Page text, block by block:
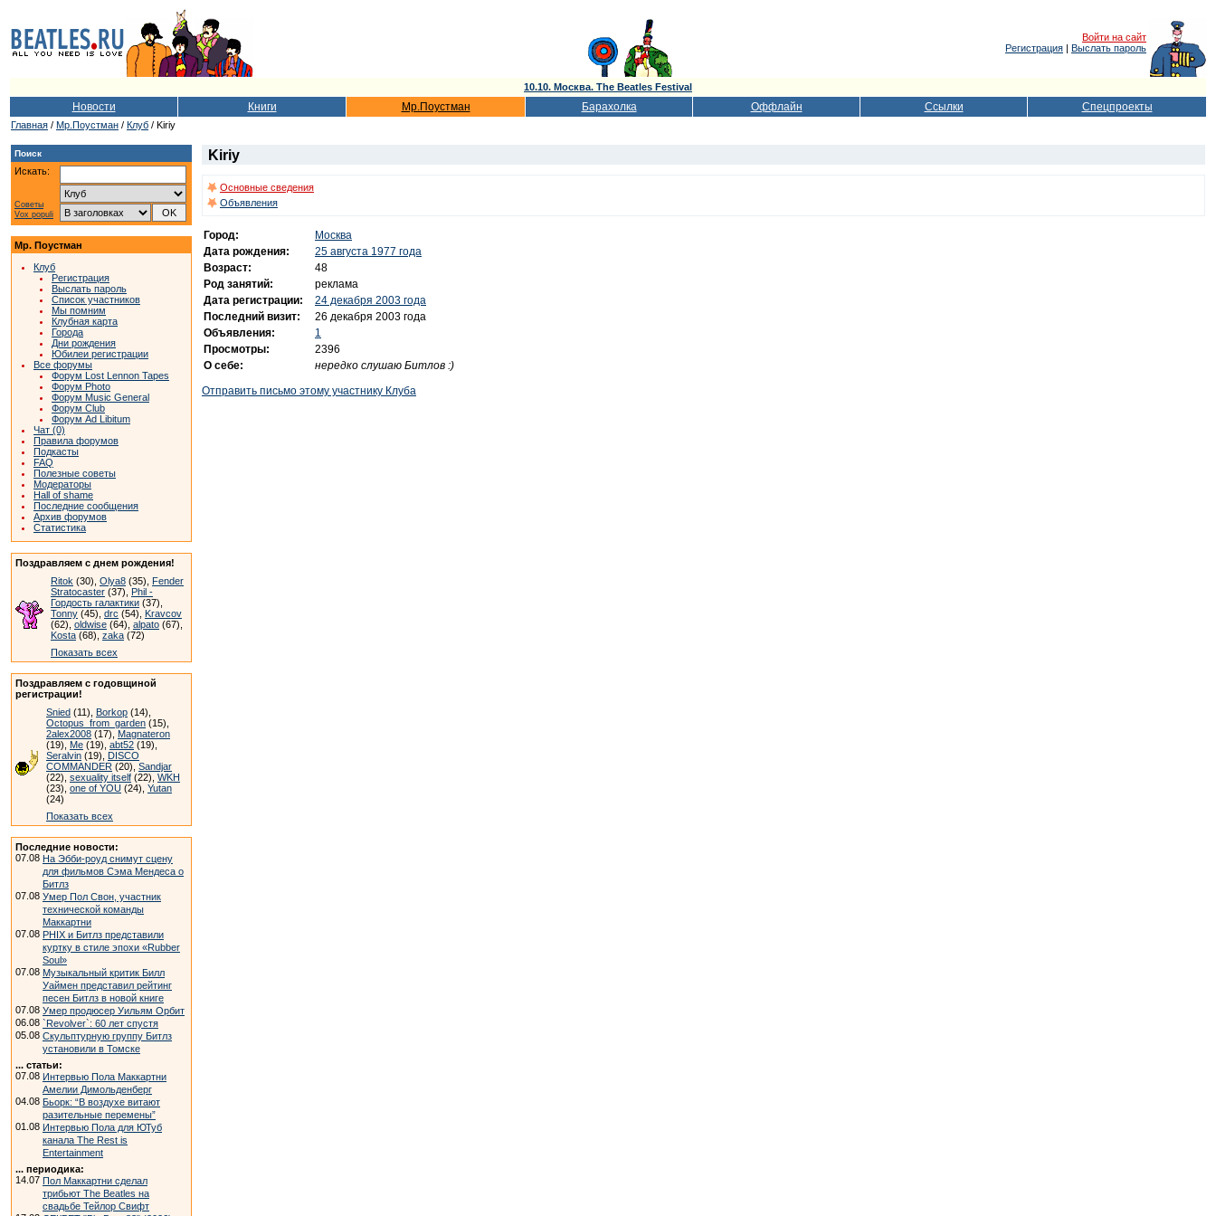
Войти на сайт
Регистрация | Выслать пароль
10.10. Москва. The Beatles Festival
Новости Книги Мр.Поустман Барахолка Оффлайн Ссылки Спецпроекты
Главная / Мр.Поустман / Клуб / Kiriy
Поиск
Искать:
Советы
Vox populi
Мр. Поустман
Клуб
Регистрация
Выслать пароль
Список участников
Мы помним
Клубная карта
Города
Дни рождения
Юбилеи регистрации
Все форумы
Форум Lost Lennon Tapes
Форум Photo
Форум Music General
Форум Club
Форум Ad Libitum
Чат (0)
Правила форумов
Подкасты
FAQ
Полезные советы
Модераторы
Hall of shame
Последние сообщения
Архив форумов
Статистика
Поздравляем с днем рождения!
Ritok (30), Olya8 (35), Fender
Stratocaster (37), Phil -
Гордость галактики (37),
Tonny (45), drc (54), Kravcov
(62), oldwise (64), alpato (67),
Kosta (68), zaka (72)
Показать всех
Поздравляем с годовщиной
регистрации!
Snied (11), Borkop (14),
Octopus_from_garden (15),
2alex2008 (17), Magnateron
(19), Me (19), abt52 (19),
Seralvin (19), DISCO
COMMANDER (20), Sandjar
(22), sexuality itself (22), WKH
(23), one of YOU (24), Yutan
(24)
Показать всех
Последние новости:
07.08 На Эбби-роуд снимут сцену
для фильмов Сэма Мендеса о
Битлз
07.08 Умер Пол Свон, участник
технической команды
Маккартни
07.08 PHIX и Битлз представили
куртку в стиле эпохи «Rubber
Soul»
07.08 Музыкальный критик Билл
Уаймен представил рейтинг
песен Битлз в новой книге
07.08 Умер продюсер Уильям Орбит
06.08 `Revolver`: 60 лет спустя
05.08 Скульптурную группу Битлз
установили в Томске
... статьи:
07.08 Интервью Пола Маккартни
Амелии Димольденберг
04.08 Бьорк: “В воздухе витают
разительные перемены”
01.08 Интервью Пола для ЮТуб
канала The Rest is
Entertainment
... периодика:
14.07 Пол Маккартни сделал
трибьют The Beatles на
свадьбе Тейлор Свифт
Kiriy
Основные сведения
Объявления
Город:
Москва
Дата рождения:
25 августа 1977 года
Возраст:
48
Род занятий:
реклама
Дата регистрации:
24 декабря 2003 года
Последний визит:
26 декабря 2003 года
Объявления:
1
Просмотры:
2396
О себе:
нередко слушаю Битлов :)
Отправить письмо этому участнику Клуба